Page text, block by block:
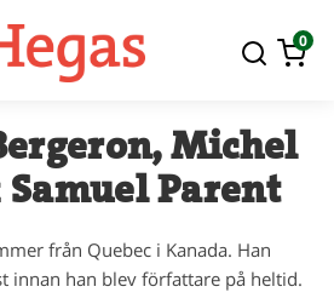
0
Michel
Parent
från Quebec i Kanada. Han
innan han blev författare på heltid.